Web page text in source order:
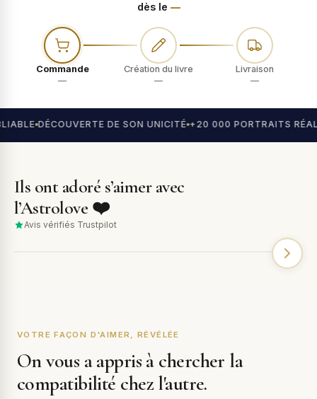
dès le —
Commande
—
Création du livre
—
Livraison
—
DÉCOUVERTE DE SON UNICITÉ +20 000 PORTRAITS
Ils ont adoré s’aimer avec
l’Astrolove ❤️
Avis vérifiés Trustpilot
VOTRE FAÇON D'AIMER, RÉVÉLÉE
On vous a appris à chercher la
compatibilité chez l'autre.